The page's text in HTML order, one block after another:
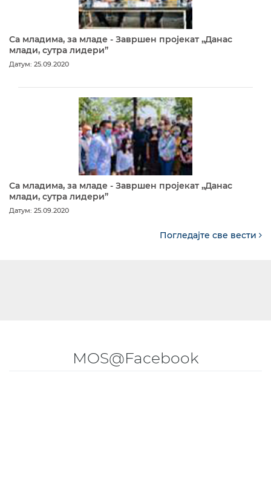
Са младима, за младе - Завршен пројекат „Данас
млади, сутра лидери”
Датум: 25.09.2020
Са младима, за младе - Завршен пројекат „Данас
млади, сутра лидери”
Датум: 25.09.2020
Погледајте све вести
MOS@Facebook